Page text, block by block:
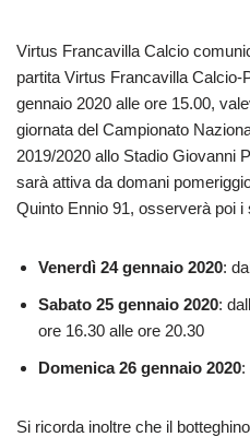
Virtus Francavilla Calcio
partita Virtus Francavilla Calcio-
gennaio 2020 alle ore 15.00,
giornata del Campionato
2019/2020 allo Stadio Giovanni
sarà attiva da domani
Quinto Ennio 91, osserverà poi i
Venerdì 24 gennaio 2020:
Sabato 25 gennaio 2020:
ore 16.30 alle ore 20.30
Domenica 26 gennaio 2020:
Si ricorda inoltre che il